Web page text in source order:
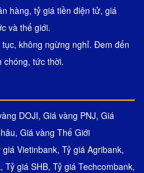
hàng, tỷ giá tiền điện tử, giá
và thế giới.
không ngừng nghỉ. Đem đến
chóng, tức thời.
DOJI, Giá vàng PNJ, Giá
, Giá vàng Thế Giới
giá Vietinbank, Tỷ giá Agribank,
, Tỷ giá SHB, Tỷ giá Techcombank,